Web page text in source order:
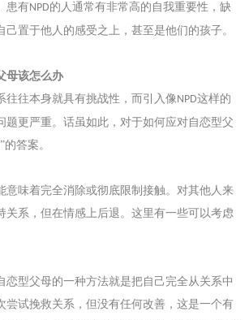
患有NPD的人通常有非常高的自我重要性，缺
己置于他人的感受之上，甚至是他们的孩子。
母该怎么办
往往本身就具有挑战性，而引入像NPD这样的
题 更严重。 话虽如此，对于如何应对自恋型父
的答案。
意味着完全消除或彻底限制接触。对其他人来
关系，但在情感上后退。这里有一些可以考虑
恋型父母的一种方法就是把自己完全从关系中
尝试挽救关系，但没有任何改善，这是一个有